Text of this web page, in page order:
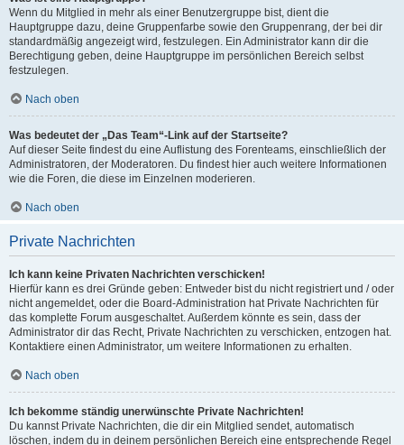
Wenn du Mitglied in mehr als einer Benutzergruppe bist, dient die
Hauptgruppe dazu, deine Gruppenfarbe sowie den Gruppenrang, der bei dir
standardmäßig angezeigt wird, festzulegen. Ein Administrator kann dir die
Berechtigung geben, deine Hauptgruppe im persönlichen Bereich selbst
festzulegen.
Nach oben
Was bedeutet der „Das Team“-Link auf der Startseite?
Auf dieser Seite findest du eine Auflistung des Forenteams, einschließlich der
Administratoren, der Moderatoren. Du findest hier auch weitere Informationen
wie die Foren, die diese im Einzelnen moderieren.
Nach oben
Private Nachrichten
Ich kann keine Privaten Nachrichten verschicken!
Hierfür kann es drei Gründe geben: Entweder bist du nicht registriert und / oder
nicht angemeldet, oder die Board-Administration hat Private Nachrichten für
das komplette Forum ausgeschaltet. Außerdem könnte es sein, dass der
Administrator dir das Recht, Private Nachrichten zu verschicken, entzogen hat.
Kontaktiere einen Administrator, um weitere Informationen zu erhalten.
Nach oben
Ich bekomme ständig unerwünschte Private Nachrichten!
Du kannst Private Nachrichten, die dir ein Mitglied sendet, automatisch
löschen, indem du in deinem persönlichen Bereich eine entsprechende Regel